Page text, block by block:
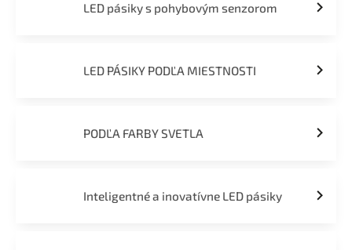
LED pásiky s pohybovým senzorom
LED PÁSIKY PODĽA MIESTNOSTI
PODĽA FARBY SVETLA
Inteligentné a inovatívne LED pásiky